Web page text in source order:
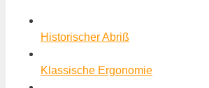
Historischer Abriß
Klassische Ergonomie